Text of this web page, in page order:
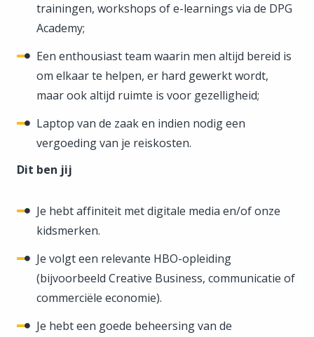
trainingen, workshops of e-learnings via de DPG
Academy;
Een enthousiast team waarin men altijd bereid is
om elkaar te helpen, er hard gewerkt wordt,
maar ook altijd ruimte is voor gezelligheid;
Laptop van de zaak en indien nodig een
vergoeding van je reiskosten.
Dit ben jij
Je hebt affiniteit met digitale media en/of onze
kidsmerken.
Je volgt een relevante HBO-opleiding
(bijvoorbeeld Creative Business, communicatie of
commerciële economie).
Je hebt een goede beheersing van de